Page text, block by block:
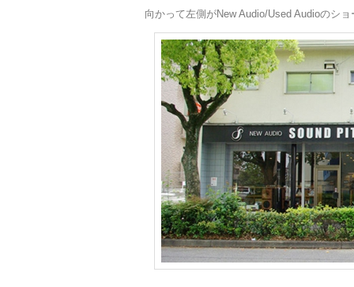
向かって左側がNew Audio/Used Audioのシ